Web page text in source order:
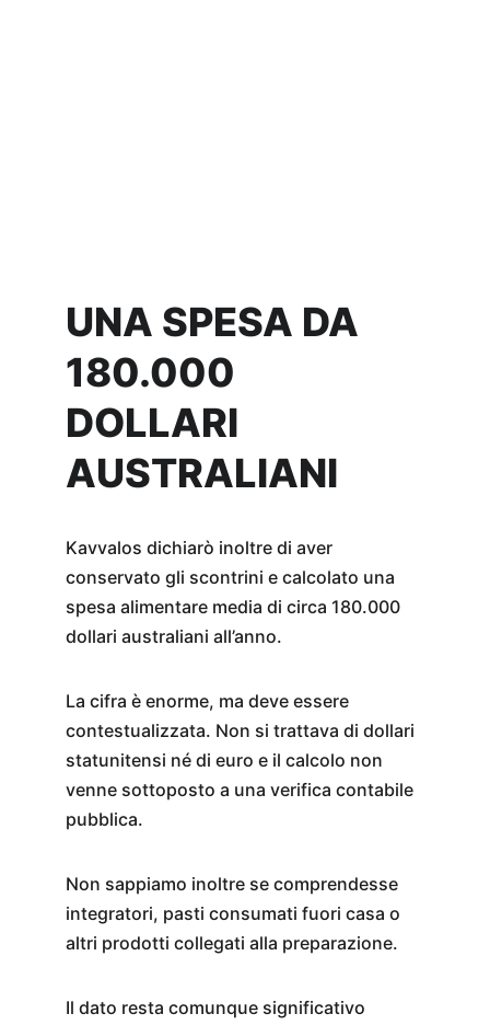
UNA SPESA DA
180.000
DOLLARI
AUSTRALIANI
Kavvalos dichiarò inoltre di aver
conservato gli scontrini e calcolato una
spesa alimentare media di circa 180.000
dollari australiani all’anno.
La cifra è enorme, ma deve essere
contestualizzata. Non si trattava di dollari
statunitensi né di euro e il calcolo non
venne sottoposto a una verifica contabile
pubblica.
Non sappiamo inoltre se comprendesse
integratori, pasti consumati fuori casa o
altri prodotti collegati alla preparazione.
Il dato resta comunque significativo